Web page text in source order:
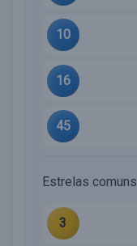
10
16
45
Estrelas comuns
3